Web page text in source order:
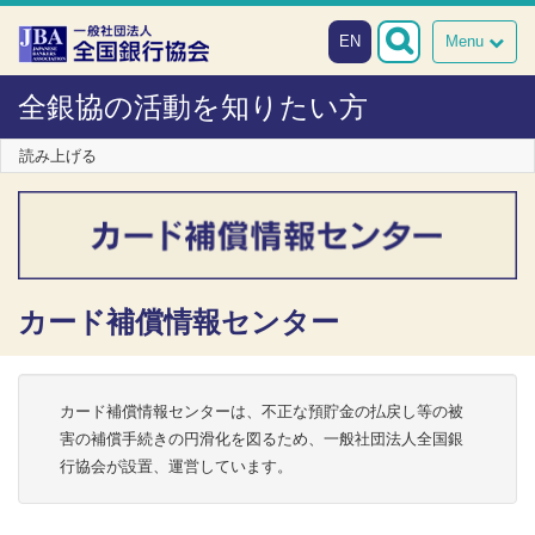
本文へスキップ
障がい者向け相談窓口
Menu
EN
全銀協の活動を知りたい方
読み上げる
カード補償情報センター
カード補償情報センターは、不正な預貯金の払戻し等の被
害の補償手続きの円滑化を図るため、一般社団法人全国銀
行協会が設置、運営しています。